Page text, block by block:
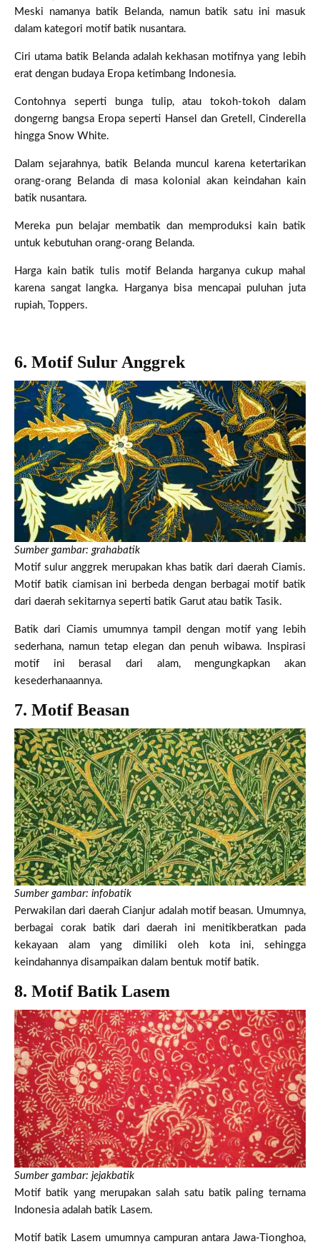
Meski namanya batik Belanda, namun batik satu ini masuk
dalam kategori motif batik nusantara.
Ciri utama batik Belanda adalah kekhasan motifnya yang lebih
erat dengan budaya Eropa ketimbang Indonesia.
Contohnya seperti bunga tulip, atau tokoh-tokoh dalam
dongerng bangsa Eropa seperti Hansel dan Gretell, Cinderella
hingga Snow White.
Dalam sejarahnya, batik Belanda muncul karena ketertarikan
orang-orang Belanda di masa kolonial akan keindahan kain
batik nusantara.
Mereka pun belajar membatik dan memproduksi kain batik
untuk kebutuhan orang-orang Belanda.
Harga kain batik tulis motif Belanda harganya cukup mahal
karena sangat langka. Harganya bisa mencapai puluhan juta
rupiah, Toppers.
6. Motif Sulur Anggrek
Sumber gambar: grahabatik
Motif sulur anggrek merupakan khas batik dari daerah Ciamis.
Motif batik ciamisan ini berbeda dengan berbagai motif batik
dari daerah sekitarnya seperti batik Garut atau batik Tasik.
Batik dari Ciamis umumnya tampil dengan motif yang lebih
sederhana, namun tetap elegan dan penuh wibawa. Inspirasi
motif ini berasal dari alam, mengungkapkan akan
kesederhanaannya.
7. Motif Beasan
Sumber gambar: infobatik
Perwakilan dari daerah Cianjur adalah motif beasan. Umumnya,
berbagai corak batik dari daerah ini menitikberatkan pada
kekayaan alam yang dimiliki oleh kota ini, sehingga
keindahannya disampaikan dalam bentuk motif batik.
8. Motif Batik Lasem
Sumber gambar: jejakbatik
Motif batik yang merupakan salah satu batik paling ternama
Indonesia adalah batik Lasem.
Motif batik Lasem umumnya campuran antara Jawa-Tionghoa,